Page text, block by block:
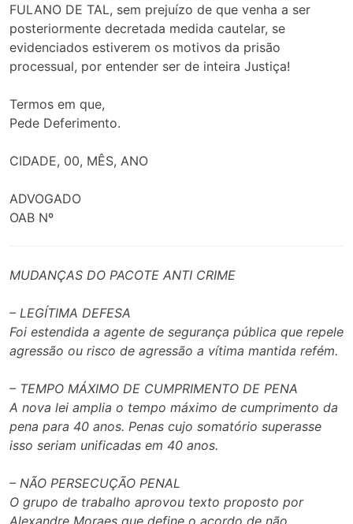
FULANO DE TAL, sem prejuízo de que venha a ser
posteriormente decretada medida cautelar, se
evidenciados estiverem os motivos da prisão
processual, por entender ser de inteira Justiça!
Termos em que,
Pede Deferimento.
CIDADE, 00, MÊS, ANO
ADVOGADO
OAB Nº
MUDANÇAS DO PACOTE ANTI CRIME
– LEGÍTIMA DEFESA
Foi estendida a agente de segurança pública que repele
agressão ou risco de agressão a vítima mantida refém.
– TEMPO MÁXIMO DE CUMPRIMENTO DE PENA
A nova lei amplia o tempo máximo de cumprimento da
pena para 40 anos. Penas cujo somatório superasse
isso seriam unificadas em 40 anos.
– NÃO PERSECUÇÃO PENAL
O grupo de trabalho aprovou texto proposto por